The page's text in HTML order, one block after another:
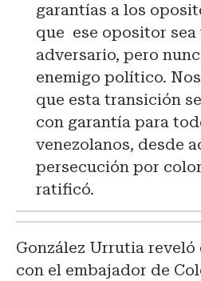
garantías a los
que ese opositor
adversario, pero
enemigo político.
que esta transición
con garantía para
venezolanos, desde
persecución por
ratificó.
González Urrutia reveló
con el embajador de